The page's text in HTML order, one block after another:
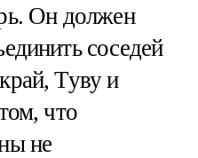
Он должен
соседей
Туву и
что
не